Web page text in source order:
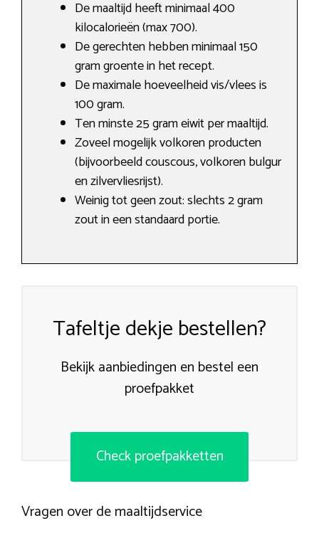
De maaltijd heeft minimaal 400
kilocalorieën (max 700).
De gerechten hebben minimaal 150
gram groente in het recept.
De maximale hoeveelheid vis/vlees is
100 gram.
Ten minste 25 gram eiwit per maaltijd.
Zoveel mogelijk volkoren producten
(bijvoorbeeld couscous, volkoren bulgur
en zilvervliesrijst).
Weinig tot geen zout: slechts 2 gram
zout in een standaard portie.
Tafeltje dekje bestellen?
Bekijk aanbiedingen en bestel een
proefpakket
Check proefpakketten
Vragen over de maaltijdservice